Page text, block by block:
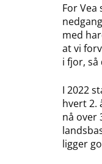
For
med
at vi
i fjor, så
I 2022
hvert 2.
nå over
ligger